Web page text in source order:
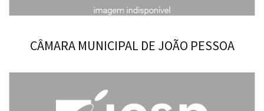
CÂMARA MUNICIPAL DE JOÃO PESSOA